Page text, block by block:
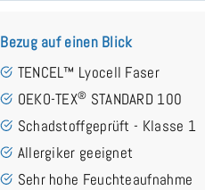
Bezug auf einen Blick
TENCEL™ Lyocell Faser
OEKO-TEX® STANDARD 100
Schadstoffgeprüft - Klasse 1
Allergiker geeignet
Sehr hohe Feuchteaufnahme